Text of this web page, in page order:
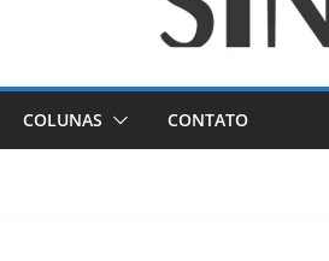
COLUNAS CONTATO